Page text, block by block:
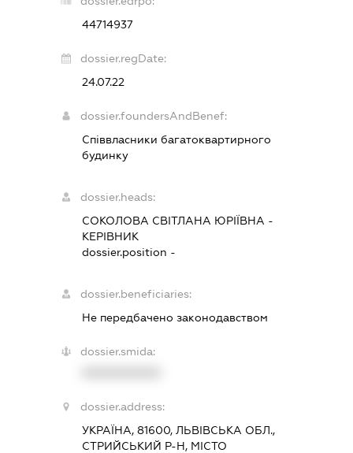
44714937
dossier.regDate:
24.07.22
dossier.foundersAndBenef:
Співвласники багатоквартирного
будинку
dossier.heads:
СОКОЛОВА СВІТЛАНА ЮРІЇВНА -
КЕРІВНИК
dossier.position -
dossier.beneficiaries:
Не передбачено законодавством
dossier.smida:
dossier.address:
УКРАЇНА, 81600, ЛЬВІВСЬКА ОБЛ.,
СТРИЙСЬКИЙ Р-Н, МІСТО